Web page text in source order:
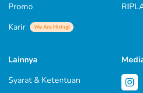
Promo
Karir
We Are Hiring!
Lainnya
Syarat & Ketentuan